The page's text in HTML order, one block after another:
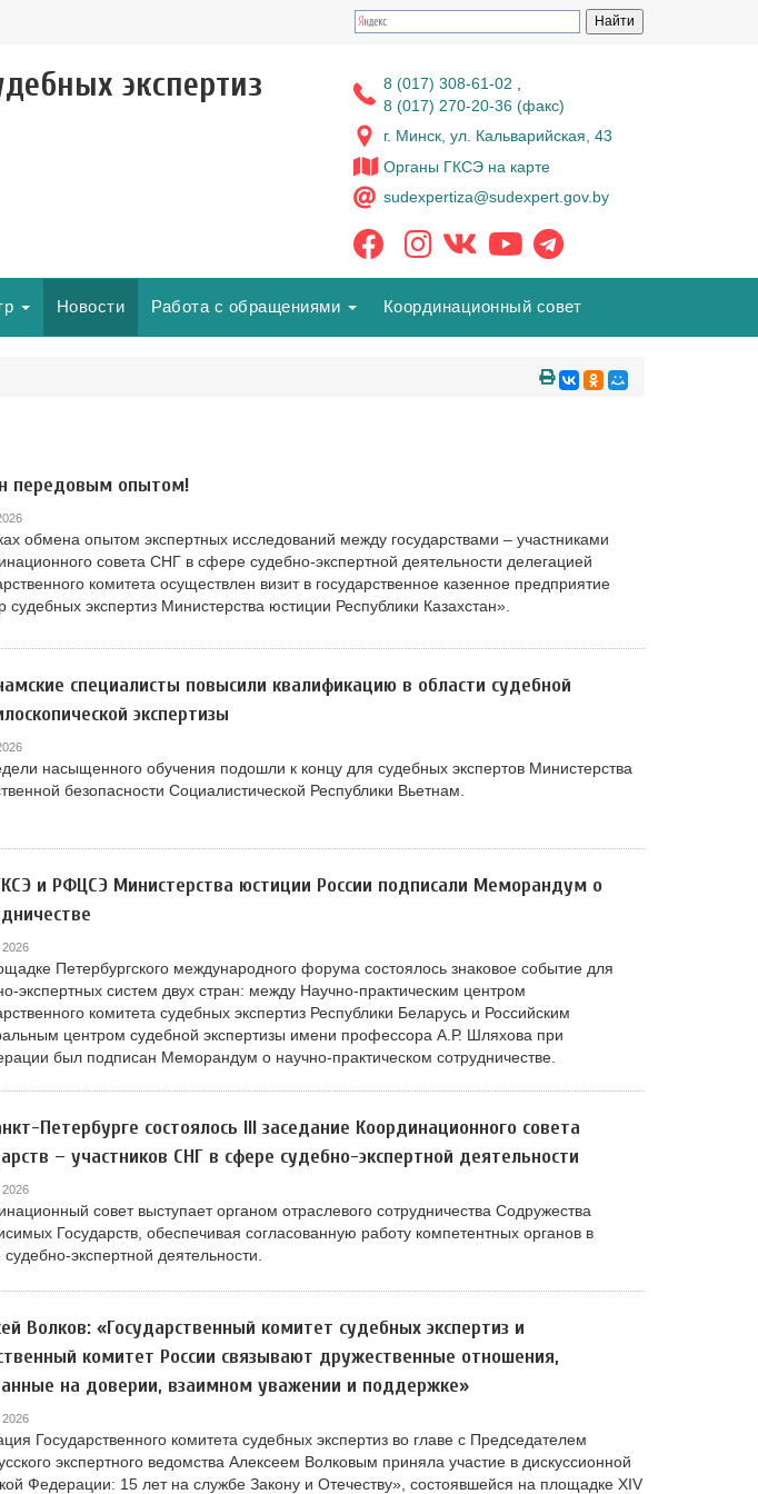
экспертиз
8 (017) 308-61-02
8 (017) 270-20-36 (факс)
г. Минск, ул. Кальварийская, 43
Органы ГКСЭ на карте
sudexpertiza@sudexpert.gov.by
Новости Работа с обращениями Координационный совет
передовым опытом!
обмена опытом экспертных исследований между государствами – участниками
совета СНГ в сфере судебно-экспертной деятельности делегацией
комитета осуществлен визит в государственное казенное предприятие
судебных экспертиз Министерства юстиции Республики Казахстан».
специалисты повысили квалификацию в области судебной
экспертизы
насыщенного обучения подошли к концу для судебных экспертов Министерства
безопасности Социалистической Республики Вьетнам.
и РФЦСЭ Министерства юстиции России подписали Меморандум о
Петербургского международного форума состоялось знаковое событие для
экспертных систем двух стран: между Научно-практическим центром
комитета судебных экспертиз Республики Беларусь и Российским
центром судебной экспертизы имени профессора А.Р. Шляхова при
был подписан Меморандум о научно-практическом сотрудничестве.
Петербурге состоялось III заседание Координационного совета
– участников СНГ в сфере судебно-экспертной деятельности
совет выступает органом отраслевого сотрудничества Содружества
Государств, обеспечивая согласованную работу компетентных органов в
экспертной деятельности.
Волков: «Государственный комитет судебных экспертиз и
комитет России связывают дружественные отношения,
на доверии, взаимном уважении и поддержке»
Государственного комитета судебных экспертиз во главе с Председателем
экспертного ведомства Алексеем Волковым приняла участие в дискуссионной
Федерации: 15 лет на службе Закону и Отечеству», состоявшейся на площадке XIV